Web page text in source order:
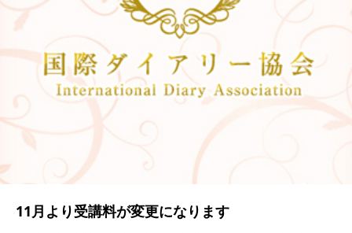
11月より受講料が変更になります